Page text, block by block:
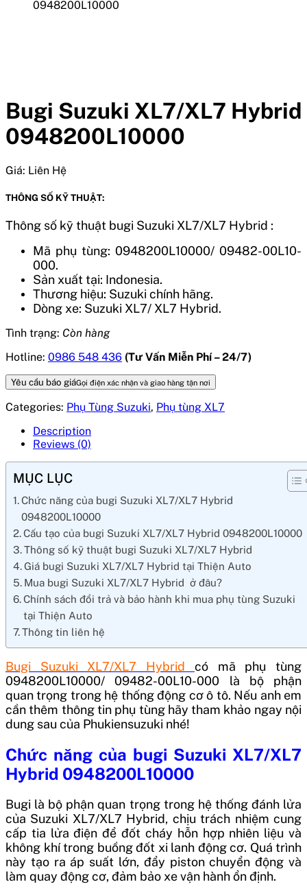
Bugi Suzuki XL7/XL7 Hybrid
0948200L10000
Giá: Liên Hệ
THÔNG SỐ KỸ THUẬT:
Thông số kỹ thuật bugi Suzuki XL7/XL7 Hybrid :
Mã phụ tùng: 0948200L10000/ 09482-00L10-
000.
Sản xuất tại: Indonesia.
Thương hiệu: Suzuki chính hãng.
Dòng xe: Suzuki XL7/ XL7 Hybrid.
Tình trạng: Còn hàng
Hotline: 0986 548 436 (Tư Vấn Miễn Phí – 24/7)
Yêu cầu báo giáGọi điện xác nhận và giao hàng tận nơi
Categories: Phụ Tùng Suzuki, Phụ tùng XL7
Description
Reviews (0)
MỤC LỤC
Chức năng của bugi Suzuki XL7/XL7 Hybrid
0948200L10000
Cấu tạo của bugi Suzuki XL7/XL7 Hybrid 0948200L10000
Thông số kỹ thuật bugi Suzuki XL7/XL7 Hybrid
Giá bugi Suzuki XL7/XL7 Hybrid tại Thiện Auto
Mua bugi Suzuki XL7/XL7 Hybrid ở đâu?
Chính sách đổi trả và bảo hành khi mua phụ tùng Suzuki
tại Thiện Auto
Thông tin liên hệ
Bugi Suzuki XL7/XL7 Hybrid
có mã phụ tùng
0948200L10000/ 09482-00L10-000 là bộ phận
quan trọng trong hệ thống động cơ ô tô. Nếu anh em
cần thêm thông tin phụ tùng hãy tham khảo ngay nội
dung sau của Phukiensuzuki nhé!
Chức năng của bugi Suzuki XL7/XL7
Hybrid 0948200L10000
Bugi là bộ phận quan trọng trong hệ thống đánh lửa
của Suzuki XL7/XL7 Hybrid, chịu trách nhiệm cung
cấp tia lửa điện để đốt cháy hỗn hợp nhiên liệu và
không khí trong buồng đốt xi lanh động cơ. Quá trình
này tạo ra áp suất lớn, đẩy piston chuyển động và
làm quay động cơ, đảm bảo xe vận hành ổn định.